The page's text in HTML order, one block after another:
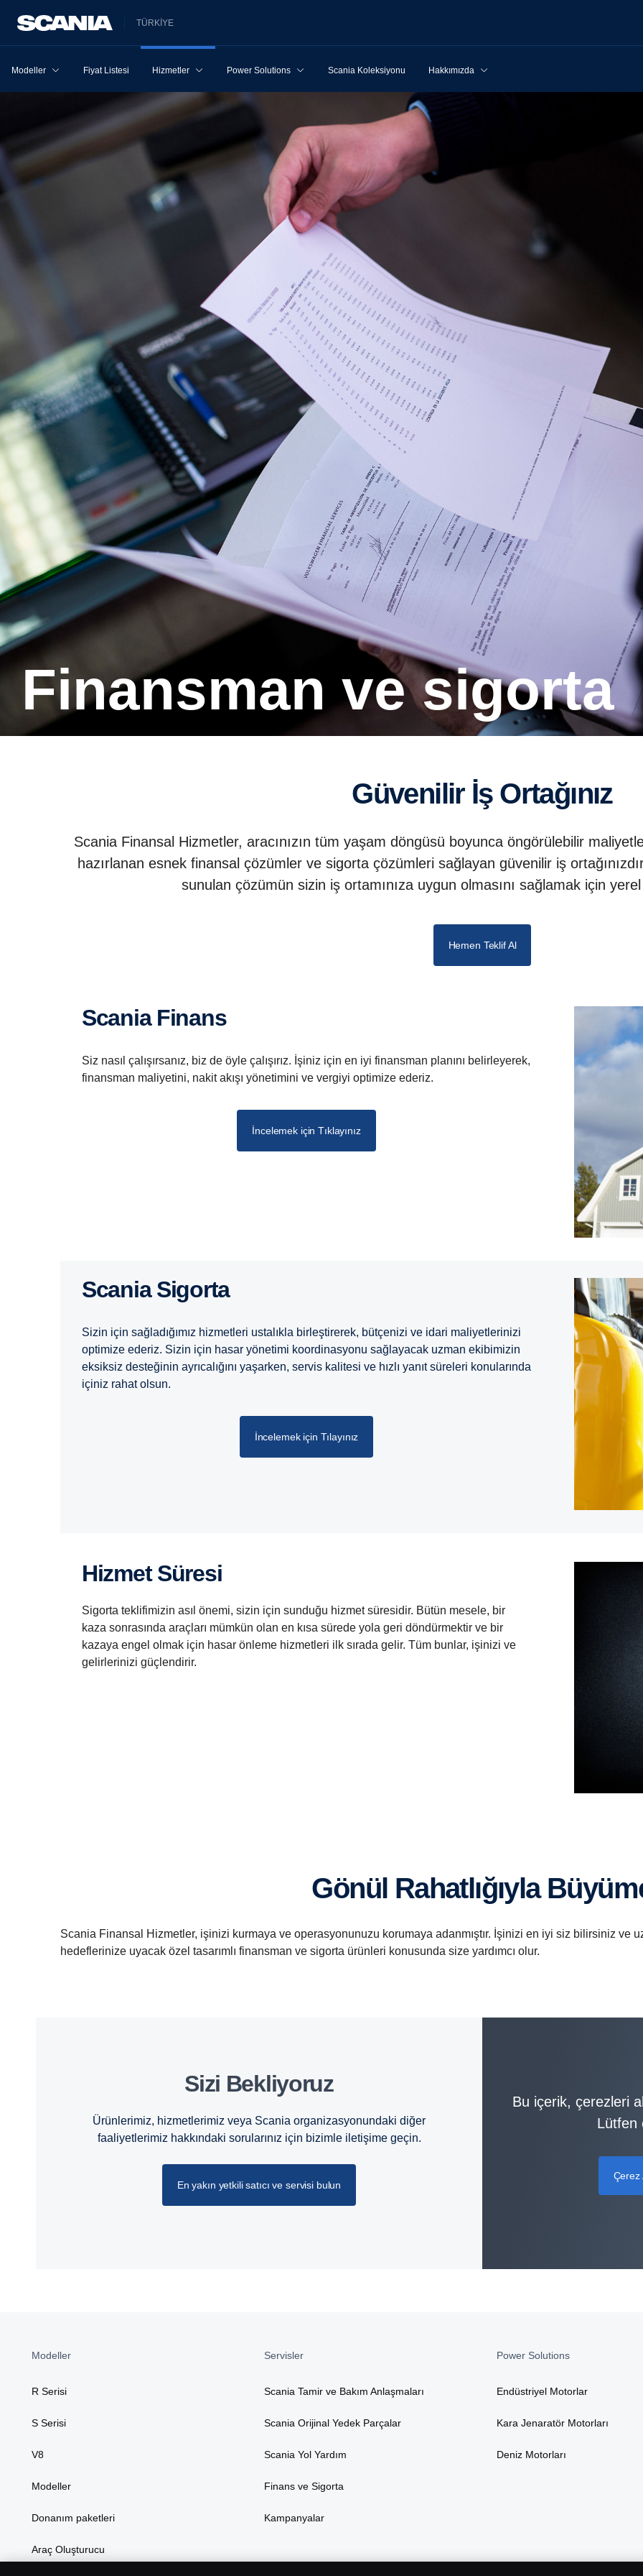
TÜRKİYE
Modeller Fiyat Listesi Hizmetler Power Solutions Scania Koleksiyonu Hakkımızda
Finansman ve sigorta
Güvenilir İş Ortağınız
Scania Finansal Hizmetler, aracınızın tüm yaşam döngüsü boyunca öngörülebilir
hazırlanan esnek finansal çözümler ve sigorta çözümleri sağlayan güvenilir iş
sunulan çözümün sizin iş ortamınıza uygun olmasını sağlamak için
Hemen Teklif Al
Scania Finans
Siz nasıl çalışırsanız, biz de öyle çalışırız. İşiniz için en iyi finansman planını belirleyerek,
finansman maliyetini, nakit akışı yönetimini ve vergiyi optimize ederiz.
İncelemek için Tıklayınız
Scania Sigorta
Sizin için sağladığımız hizmetleri ustalıkla birleştirerek, bütçenizi ve idari maliyetlerinizi
optimize ederiz. Sizin için hasar yönetimi koordinasyonu sağlayacak uzman ekibimizin
eksiksiz desteğinin ayrıcalığını yaşarken, servis kalitesi ve hızlı yanıt süreleri konularında
içiniz rahat olsun.
İncelemek için Tılayınız
Hizmet Süresi
Sigorta teklifimizin asıl önemi, sizin için sunduğu hizmet süresidir. Bütün mesele, bir
kaza sonrasında araçları mümkün olan en kısa sürede yola geri döndürmektir ve bir
kazaya engel olmak için hasar önleme hizmetleri ilk sırada gelir. Tüm bunlar, işinizi ve
gelirlerinizi güçlendirir.
Gönül Rahatlığıyla
Scania Finansal Hizmetler, işinizi kurmaya ve operasyonunuzu korumaya adanmıştır. İşinizi en iyi siz bilirsiniz ve
hedeflerinize uyacak özel tasarımlı finansman ve sigorta ürünleri konusunda size yardımcı olur.
Sizi Bekliyoruz
Ürünlerimiz, hizmetlerimiz veya Scania organizasyonundaki diğer
faaliyetlerimiz hakkındaki sorularınız için bizimle iletişime geçin.
En yakın yetkili satıcı ve servisi bulun
Bu içerik, çerezleri
Lütfen
Çerez
Modeller
R Serisi
S Serisi
V8
Modeller
Donanım paketleri
Araç Oluşturucu
Servisler
Scania Tamir ve Bakım Anlaşmaları
Scania Orijinal Yedek Parçalar
Scania Yol Yardım
Finans ve Sigorta
Kampanyalar
Power Solutions
Endüstriyel Motorlar
Kara Jenaratör Motorları
Deniz Motorları